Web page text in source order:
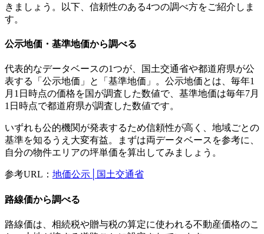
きましょう。以下、信頼性のある4つの調べ方をご紹介しま
す。
公示地価・基準地価から調べる
代表的なデータベースの1つが、国土交通省や都道府県が公
表する「公示地価」と「基準地価」。公示地価とは、毎年1
月1日時点の価格を国が調査した数値で、基準地価は毎年7月
1日時点で都道府県が調査した数値です。
いずれも公的機関が発表するため信頼性が高く、地域ごとの
基準を知るうえ大変有益。まずは両データベースを参考に、
自分の物件エリアの坪単価を算出してみましょう。
参考URL： 地価公示│国土交通省
路線価から調べる
路線価は、相続税や贈与税の算定に使われる不動産価格のこ